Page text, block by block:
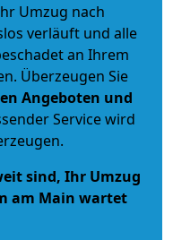
Umzug nach
verläuft und alle
an Ihrem
Überzeugen Sie
Angeboten und
Service wird
sind, Ihr Umzug
am Main wartet